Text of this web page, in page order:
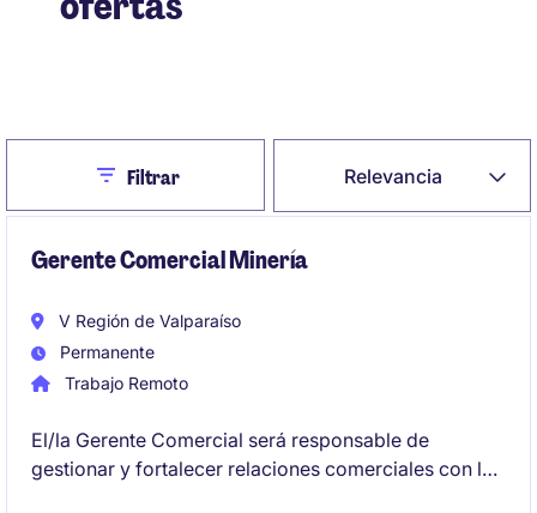
Relevancia
CloseFiltrar
Gerente Comercial Minería
V Región de Valparaíso
Permanente
Trabajo Remoto
El/la Gerente Comercial será responsable de
gestionar y fortalecer relaciones comerciales con los